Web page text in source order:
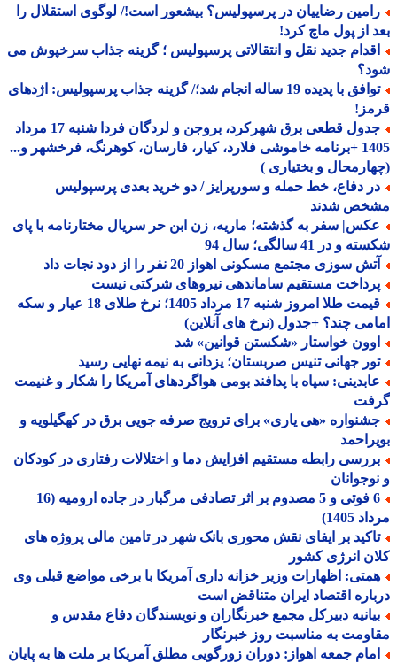
رضاییان در پرسپولیس؟ بیشعور است!/ لوگوی استقلال را
از پول ماچ کرد!
جدید نقل و انتقالاتی پرسپولیس ؛ گزینه جذاب سرخپوش می
توافق با پدیده 19 ساله انجام شد؛/ گزینه جذاب پرسپولیس: اژدهای
جدول قطعی برق شهرکرد، بروجن و لردگان فردا شنبه 17 مرداد
1405 +برنامه خاموشی فلارد، کیار، فارسان، کوهرنگ، فرخشهر و...
و بختیاری )
دفاع، خط حمله و سورپرایز / دو خرید بعدی پرسپولیس
شدند
سفر به گذشته؛ ماریه، زن ابن حر سریال مختارنامه با پای
و در 41 سالگی؛ سال 94
سوزی مجتمع مسکونی اهواز 20 نفر را از دود نجات داد
مستقیم ساماندهی نیروهای شرکتی نیست
قیمت طلا امروز شنبه 17 مرداد 1405؛ نرخ طلای 18 عیار و سکه
چند؟ +جدول (نرخ های آنلاین)
خواستار «شکستن قوانین» شد
جهانی تنیس صربستان؛ یزدانی به نیمه نهایی رسید
سپاه با پدافند بومی هواگردهای آمریکا را شکار و غنیمت
«هی یاری» برای ترویج صرفه جویی برق در کهگیلویه و
رابطه مستقیم افزایش دما و اختلالات رفتاری در کودکان
6 فوتی و 5 مصدوم بر اثر تصادفی مرگبار در جاده ارومیه (16
1405)
بر ایفای نقش محوری بانک شهر در تامین مالی پروژه های
انرژی کشور
اظهارات وزیر خزانه داری آمریکا با برخی مواضع قبلی وی
اقتصاد ایران متناقض است
دبیرکل مجمع خبرنگاران و نویسندگان دفاع مقدس و
به مناسبت روز خبرنگار
جمعه اهواز: دوران زورگویی مطلق آمریکا بر ملت ها به پایان